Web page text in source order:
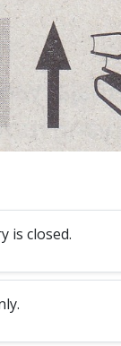
is closed.